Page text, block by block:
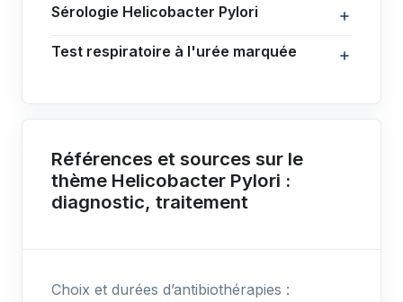
Sérologie Helicobacter Pylori
Test respiratoire à l'urée marquée
Références et sources sur le
thème Helicobacter Pylori :
diagnostic, traitement
Choix et durées d’antibiothérapies :